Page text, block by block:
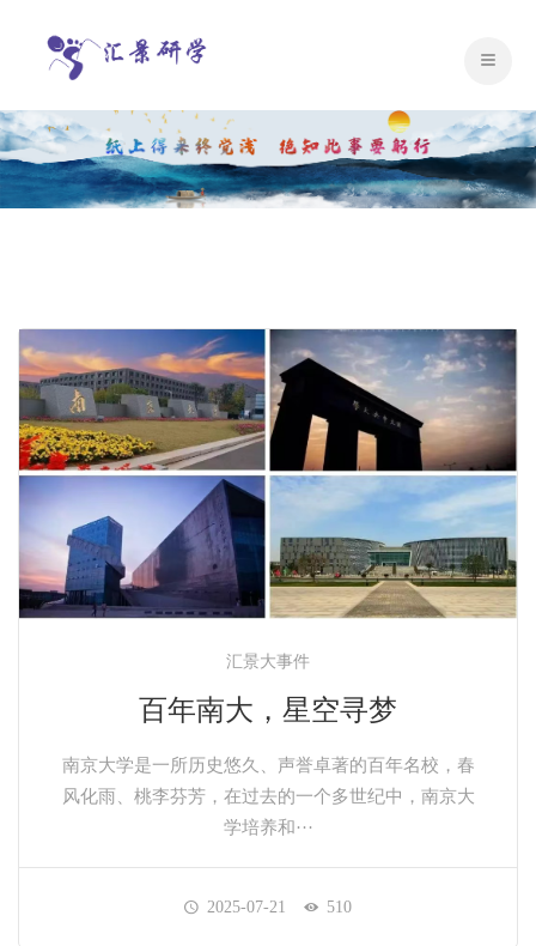
汇景大事件
百年南大，星空寻梦
南京大学是一所历史悠久、声誉卓著的百年名校，春
风化雨、桃李芬芳，在过去的一个多世纪中，南京大
学培养和···
2025-07-21 510